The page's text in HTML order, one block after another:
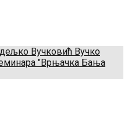
Вучковић Вучко
"Врњачка Бања